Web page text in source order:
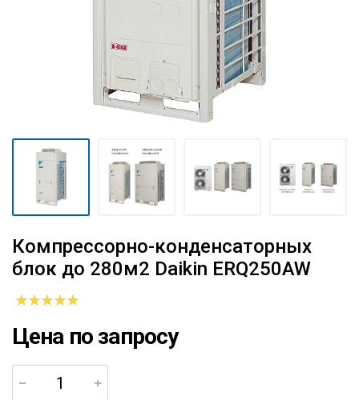
Компрессорно-конденсаторных
блок до 280м2 Daikin ERQ250AW
Цена по запросу